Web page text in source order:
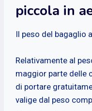
piccola in
Il peso del bagaglio
Relativamente al
maggior parte delle
di portare
valige dal peso